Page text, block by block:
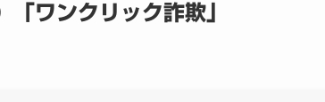
）「ワンクリック詐欺」